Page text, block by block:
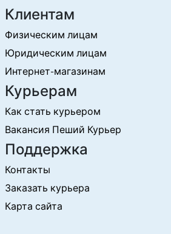
Клиентам
Физическим лицам
Юридическим лицам
Интернет-магазинам
Курьерам
Как стать курьером
Вакансия Пеший Курьер
Поддержка
Контакты
Заказать курьера
Карта сайта